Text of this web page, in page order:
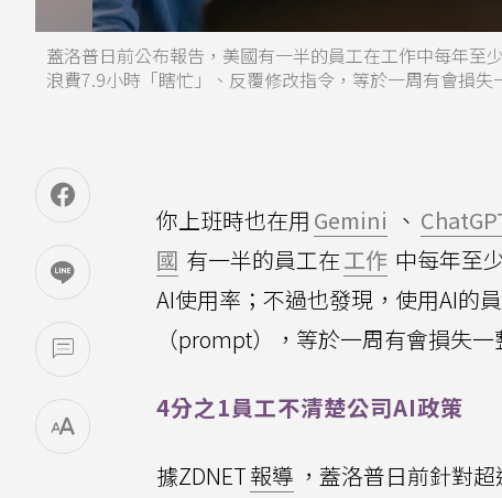
蓋洛普日前公布報告，美國有一半的員工在工作中每年至
浪費7.9小時「瞎忙」、反覆修改指令，等於一周有會損失
你上班時也在用 Gemini 、
國 有一半的員工在工作 中每年至
AI使用率；不過也發現，使用AI的
（prompt），等於一周有會損失
4分之1員工不清楚公司AI政策
據ZDNET報導 ，蓋洛普日前針對